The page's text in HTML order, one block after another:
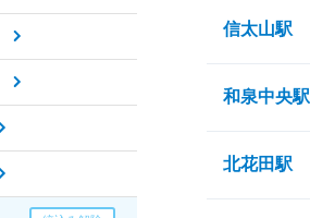
信太山駅
和泉中央駅
北花田駅